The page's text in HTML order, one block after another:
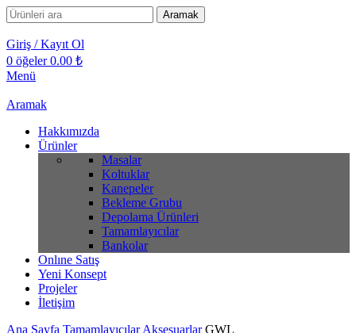
Aramak
Giriş / Kayıt Ol
0 öğeler 0.00 ₺
Menü
Aramak
Hakkımızda
Ürünler
Masalar
Koltuklar
Kanepeler
Bekleme Grubu
Depolama Ürünleri
Tamamlayıcılar
Bankolar
Onlıne Satış
Yeni Konsept
Projeler
İletişim
Ana Sayfa TamamlayıcılarAksesuarlarGWL